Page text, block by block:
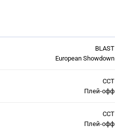
BLAST
European Showdown
CCT
Плей-офф
CCT
Плей-офф